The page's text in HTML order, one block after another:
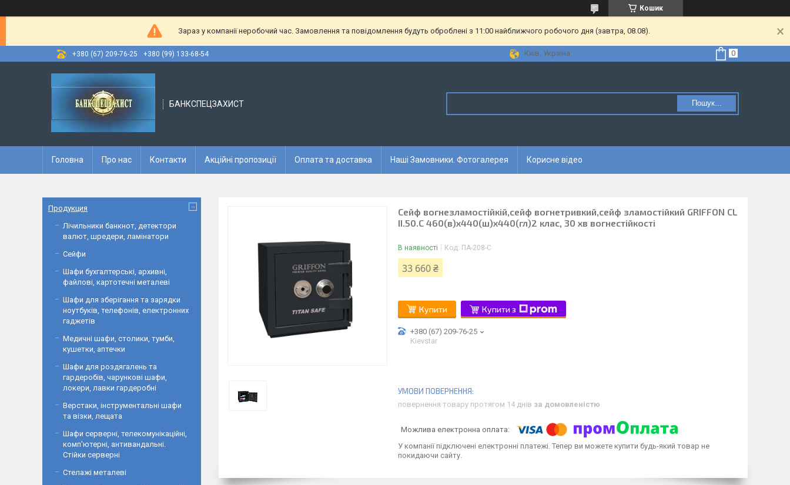
Кошик
Зараз у компанії неробочий час. Замовлення та повідомлення будуть оброблені з 11:00 найближчого робочого дня (завтра, 08.08).
+380 (67) 209-76-25 +380 (99) 133-68-54 Київ, Україна
БАНКСПЕЦЗАХИСТ Пошук...
Головна Про нас Контакти Акційні пропозиції Оплата та доставка Наші Замовники. Фотогалерея Корисне відео
Сейф вогнезламостійкій,сейф вогнетривкий,сейф зламостійкий GRIFFON CL
II.50.C 460(в)х440(ш)х440(гл)2 клас, 30 хв вогнестійкості
В наявності Код: ПА-208-C
33 660 ₴
Купити Купити з
+380 (67) 209-76-25
Kievstar
повернення товару протягом 14 днів за домовленістю
У компанії підключені електронні платежі. Тепер ви можете купити будь-який товар не
покидаючи сайту.
Продукция
Лічильники банкнот, детектори
валют, шредери, ламінатори
Сейфи
Шафи бухгалтерські, архивні,
файлові, картотечні металеві
Шафи для зберігання та зарядки
ноутбуків, телефонів, електронних
гаджетів
Медичні шафи, столики, тумби,
кушетки, аптечки
Шафи для роздягалень та
гардеробів, чарункові шафи,
локери, лавки гардеробні
Верстаки, інструментальні шафи
та візки, лещата
Шафи серверні, телекомунікаційні,
комп'ютерні, антивандальні.
Стійки серверні
Стелажі металеві